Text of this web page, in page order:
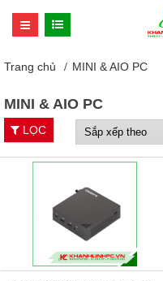
Trang chủ MINI & AIO PC
MINI & AIO PC
LỌC